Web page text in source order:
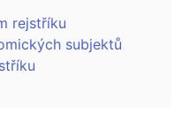
rejstříku
subjektů